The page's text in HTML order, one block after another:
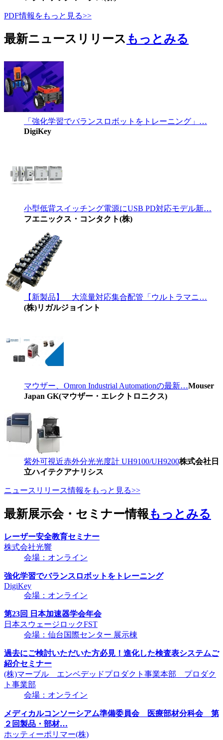
PDF情報をもっと見る>>
最新ニュースリリース もっとみる
「強化学習でバランスロボットをトレーニング」…
DigiKey
小型低背スイッチング電源にUSB PD対応モデル新…
フエニックス・コンタクト(株)
【新製品】 大流量対応集合配管「ウルトラマニ…
(株)リガルジョイント
マウザー、Omron Industrial Automationの最新…Mouser
Japan GK(マウザー・エレクトロニクス)
紫外可視近赤外分光光度計 UH9100/UH9200株式会社日
立ハイテクアナリシス
ニュースリリース情報をもっと見る>>
最新展示会・セミナー情報もっとみる
レーザー安全教育セミナー
株式会社光響
会場：オンライン
強化学習でバランスロボットをトレーニング
DigiKey
会場：オンライン
第23回 日本加速器学会年会
日本スウェージロックFST
会場：仙台国際センター 展示棟
過去にご検討いただいた方必見！進化した検査表システムご
紹介セミナー
(株)マーブル エンベデッドプロダクト事業本部 プロダク
ト事業部
会場：オンライン
メディカルコンソーシアム準備委員会 医療部材分科会 第
２回製品・部材…
ホッティーポリマー(株)